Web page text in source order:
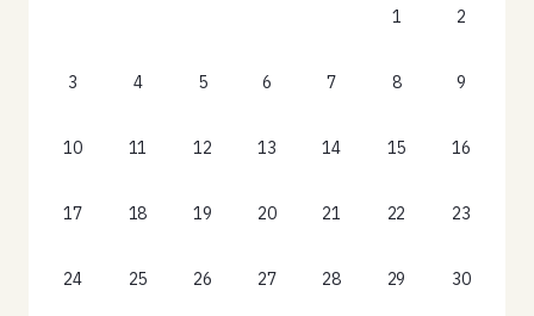
1 2
3 4 5 6 7 8 9
10 11 12 13 14 15 16
17 18 19 20 21 22 23
24 25 26 27 28 29 30